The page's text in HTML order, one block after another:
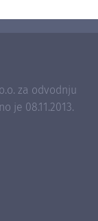
za odvodnju
je 08.11.2013.